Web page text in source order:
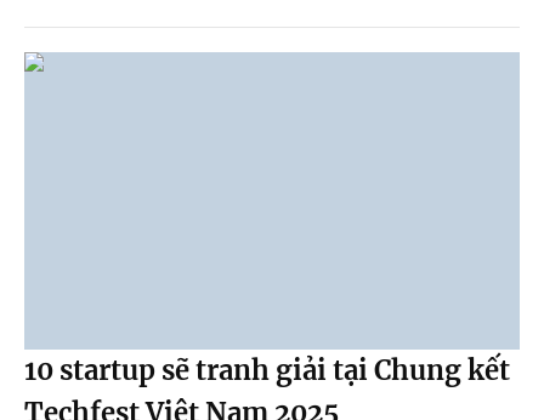
10 startup sẽ tranh giải tại Chung kết
Techfest Việt Nam 2025